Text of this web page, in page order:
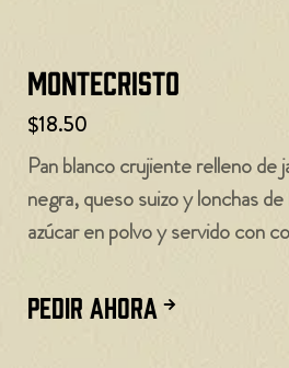
Montecristo
$18.50
Pan blanco crujiente relleno de
negra, queso suizo y lonchas
azúcar en polvo y servido con
PEDIR AHORA